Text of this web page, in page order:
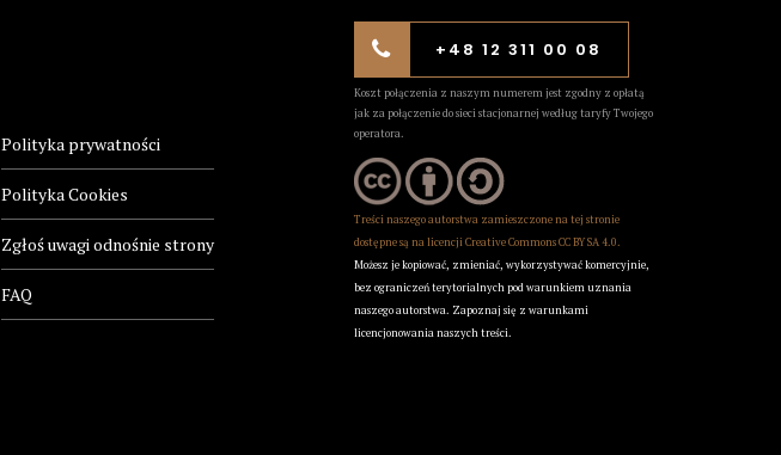
Polityka prywatności
Polityka Cookies
Zgłoś uwagi odnośnie strony
FAQ
+48 12 311 00 08
Koszt połączenia z naszym numerem jest zgodny z opłatą
jak za połączenie do sieci stacjonarnej według taryfy Twojego
operatora.
Treści naszego autorstwa zamieszczone na tej stronie
dostępne są na licencji Creative CommonsCC BY SA 4.0.
Możesz je kopiować, zmieniać, wykorzystywać komercyjnie,
bez ograniczeń terytorialnych pod warunkiem uznania
naszego autorstwa. Zapoznaj się z warunkami
licencjonowania naszych treści.